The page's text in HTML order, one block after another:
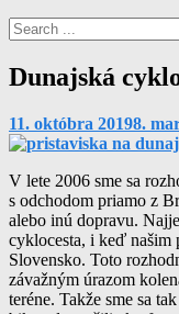
Search
for:
Site
Overlay
Dunajská
By
monika
11. októbra 20198.
V lete 2006 sme sa
s odchodom priamo z
alebo inú dopravu.
cyklocesta, i keď
Slovensko. Toto
závažným úrazom
teréne. Takže sme sa